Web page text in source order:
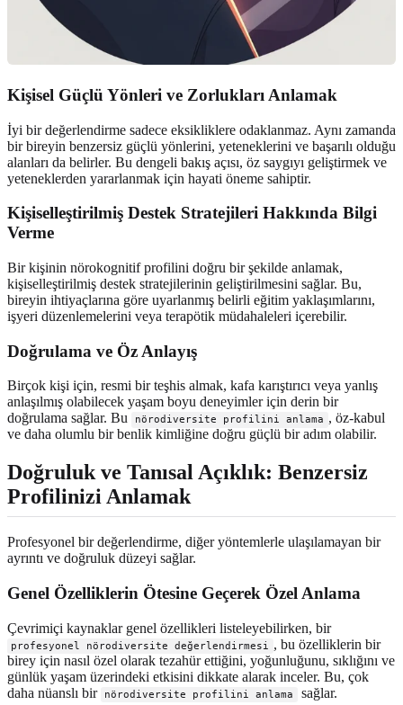
Kişisel Güçlü Yönleri ve Zorlukları Anlamak
İyi bir değerlendirme sadece eksikliklere odaklanmaz. Aynı zamanda
bir bireyin benzersiz güçlü yönlerini, yeteneklerini ve başarılı olduğu
alanları da belirler. Bu dengeli bakış açısı, öz saygıyı geliştirmek ve
yeteneklerden yararlanmak için hayati öneme sahiptir.
Kişiselleştirilmiş Destek Stratejileri Hakkında Bilgi
Verme
Bir kişinin nörokognitif profilini doğru bir şekilde anlamak,
kişiselleştirilmiş destek stratejilerinin geliştirilmesini sağlar. Bu,
bireyin ihtiyaçlarına göre uyarlanmış belirli eğitim yaklaşımlarını,
işyeri düzenlemelerini veya terapötik müdahaleleri içerebilir.
Doğrulama ve Öz Anlayış
Birçok kişi için, resmi bir teşhis almak, kafa karıştırıcı veya yanlış
anlaşılmış olabilecek yaşam boyu deneyimler için derin bir
doğrulama sağlar. Bu
nörodiversite profilini anlama , öz-kabul
ve daha olumlu bir benlik kimliğine doğru güçlü bir adım olabilir.
Doğruluk ve Tanısal Açıklık: Benzersiz
Profilinizi Anlamak
Profesyonel bir değerlendirme, diğer yöntemlerle ulaşılamayan bir
ayrıntı ve doğruluk düzeyi sağlar.
Genel Özelliklerin Ötesine Geçerek Özel Anlama
Çevrimiçi kaynaklar genel özellikleri listeleyebilirken, bir
profesyonel nörodiversite değerlendirmesi , bu özelliklerin bir
birey için nasıl özel olarak tezahür ettiğini, yoğunluğunu, sıklığını ve
günlük yaşam üzerindeki etkisini dikkate alarak inceler. Bu, çok
daha nüanslı bir
nörodiversite profilini anlama sağlar.